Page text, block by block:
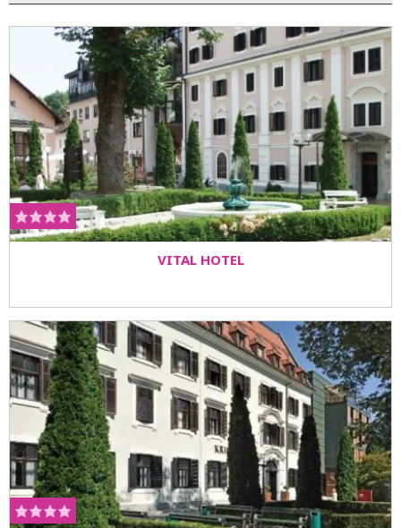
nalazi se solarijum. U Wellness centru Aura možete se
prepustiti profesinalnim maserima (klasična ručna
masaža, masaža shaitsu, refleksna masaža, toplotna
terapija, aroma terapija, anticelulit masaža, masaža
toplom čokoladom, masaža medom, lomi lomi masaža -
jedinstvana plesno ritmička masaža).
VITAL HOTEL